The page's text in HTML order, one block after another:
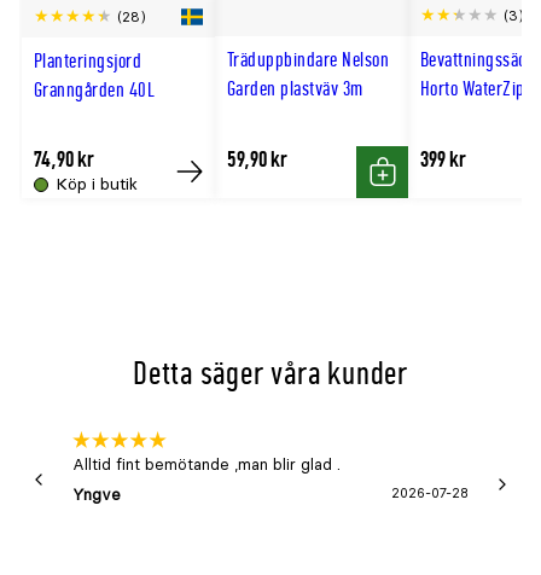
Utmärkande produktegenskaper
robust, lättodlad,
Användningsområden
solitär, park, offentlig miljö
Växtsätt
luftigt, kraftigt, hängande
Krukstorlek (cm)
22–27
grön
Beskärningsperiod
juli–september (JAS-
Jordmån
Trivs bäst i
Planteringsjord
Granngården 40L
(28)
Köp i butik
74,90 kr
Köp
Träduppbindare Nelson
Garden plastväv 3m
59,90 kr
Köp
Bevattningssäck
Horto WaterZip
(3)
399 kr
Detta säger våra kunder
Alltid fint bemötande ,man blir glad .
Yngve
2026-07-28